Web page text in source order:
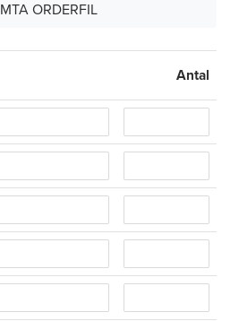
Antal